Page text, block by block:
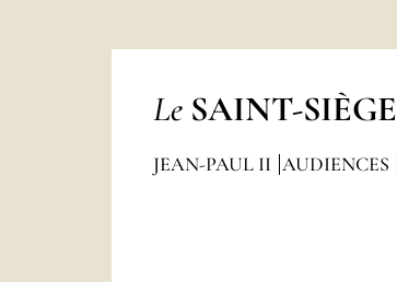
Le SAINT-SIÈGE
JEAN-PAUL II AUDIENCES